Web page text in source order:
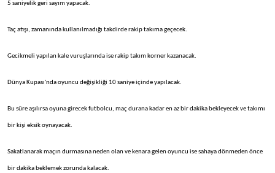
5 saniyelik geri sayım yapacak.
Taç atışı, zamanında kullanılmadığı takdirde rakip takıma geçecek.
Gecikmeli yapılan kale vuruşlarında ise rakip takım korner kazanacak.
Dünya Kupası'nda oyuncu değişikliği 10 saniye içinde yapılacak.
Bu süre aşılırsa oyuna girecek futbolcu, maç durana kadar en az bir dakika bekleyecek ve takımı
bir kişi eksik oynayacak.
Sakatlanarak maçın durmasına neden olan ve kenara gelen oyuncu ise sahaya dönmeden önce
bir dakika beklemek zorunda kalacak.